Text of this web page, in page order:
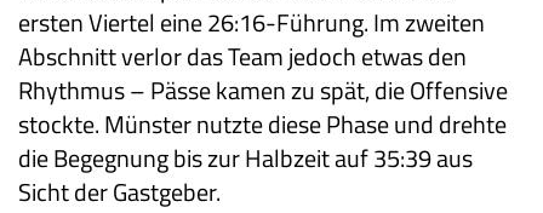
ersten Viertel eine 26:16-Führung. Im zweiten
Abschnitt verlor das Team jedoch etwas den
Rhythmus – Pässe kamen zu spät, die Offensive
stockte. Münster nutzte diese Phase und drehte
die Begegnung bis zur Halbzeit auf 35:39 aus
Sicht der Gastgeber.